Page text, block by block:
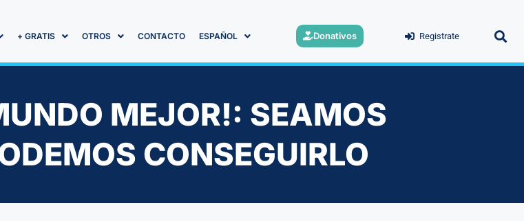
+ GRATIS OTROS CONTACTO ESPAÑOL Donativos Registrate
MEJOR!: SEAMOS
CONSEGUIRLO